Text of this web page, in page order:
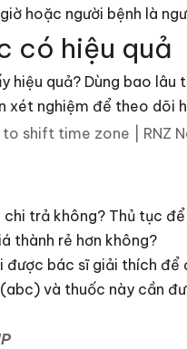
hoặc người bệnh là
có hiệu quả
hiệu quả? Dùng bao
xét nghiệm để theo dõi
trả không? Thủ tục
thành rẻ hơn không?
được bác sĩ giải thích
và thuốc này cần